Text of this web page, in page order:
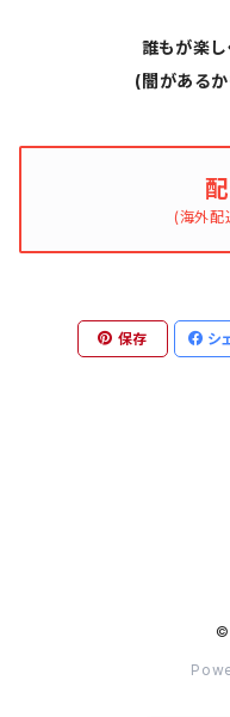
誰もが楽し
(闇があるかも
(海外配
保存 シ
©